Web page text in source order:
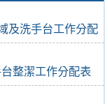
及洗手台工作分配
整潔工作分配表